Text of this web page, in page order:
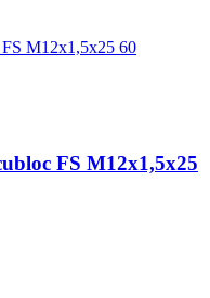
FS M12x1,5x25